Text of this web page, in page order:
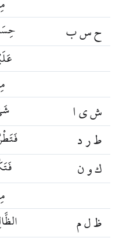
ح س ب
ش ي ا
ط ر د
ك و ن
ظ ل م